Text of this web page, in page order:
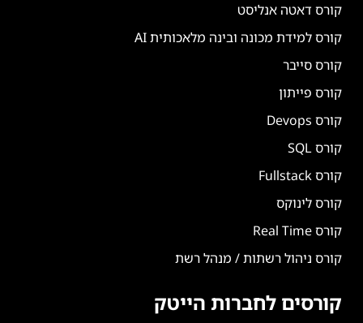
קורס דאטה אנליסט
קורס למידת מכונה ובינה מלאכותית AI
קורס סייבר
קורס פייתון
קורס Devops
קורס SQL
קורס Fullstack
קורס לינוקס
קורס Real Time
קורס ניהול רשתות / מנהל רשת
קורסים לחברות הייטק